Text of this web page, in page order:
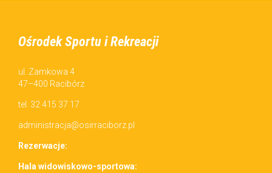
Ośrodek Sportu i Rekreacji
ul. Zamkowa 4
47–400 Racibórz
tel. 32 415 37 17
administracja@osirraciborz.pl
Rez­erwac­je:
Hala wid­owiskowo-sportowa: